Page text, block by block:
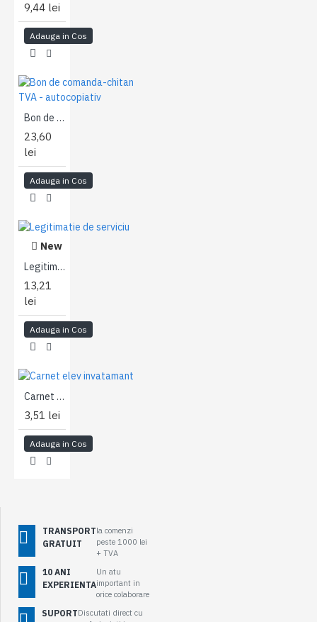
9,44 lei
Adauga in Cos
Bon de comanda-chitanta A5 fara TVA - autocopiativ
23,60
lei
Adauga in Cos
New
Legitimatie de serviciu
13,21
lei
Adauga in Cos
Carnet elev invatamant Liceal
3,51 lei
Adauga in Cos
TRANSPORT
GRATUIT
la comenzi
peste 1000 lei
+ TVA
10 ANI
EXPERIENTA
Un atu
important in
orice colaborare
SUPORTDiscutati direct cu